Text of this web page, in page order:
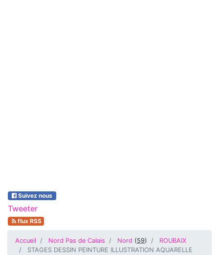
Suivez nous
Tweeter
flux RSS
Accueil Nord Pas de Calais Nord (59)
ROUBAIX
STAGES DESSIN PEINTURE ILLUSTRATION AQUARELLE